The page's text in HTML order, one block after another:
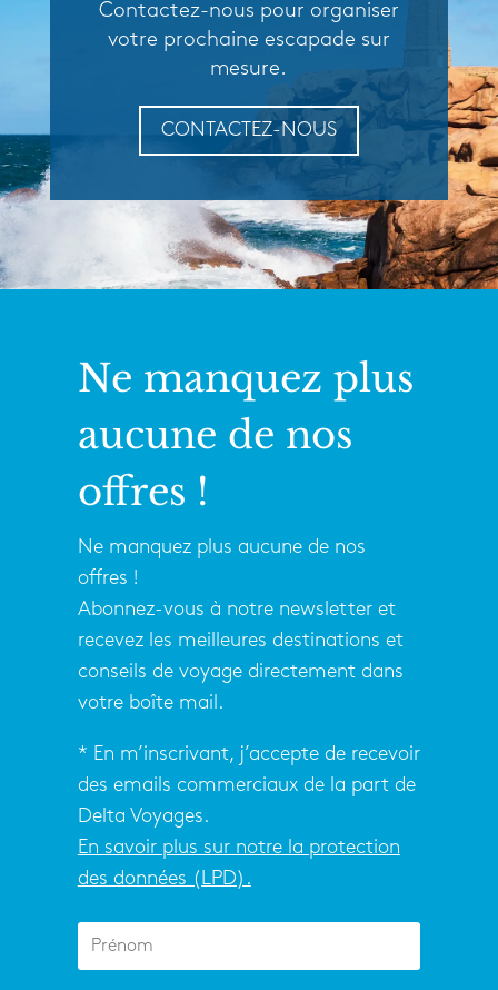
Contactez-nous pour organiser
votre prochaine escapade sur
mesure.
CONTACTEZ-NOUS
Ne manquez plus
aucune de nos
offres !
Ne manquez plus aucune de nos
offres !
Abonnez-vous à notre newsletter et
recevez les meilleures destinations et
conseils de voyage directement dans
votre boîte mail.
* En m’inscrivant, j’accepte de recevoir
des emails commerciaux de la part de
Delta Voyages.
En savoir plus sur notre la protection
des données (LPD).